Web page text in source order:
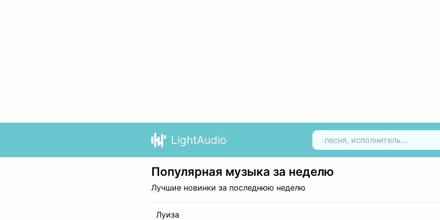
LightAudio
Популярная музыка за неделю
Лучшие новинки за последнюю неделю
Луиза